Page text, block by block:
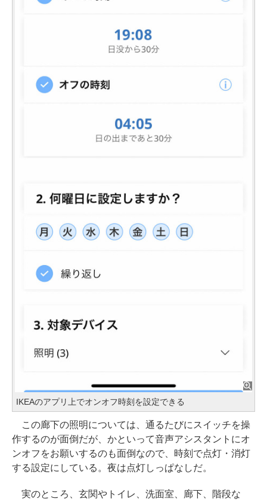
IKEAのアプリ上でオンオフ時刻を設定できる
この廊下の照明については、通るたびにスイッチを操
作するのが面倒だが、かといって音声アシスタントにオ
ンオフをお願いするのも面倒なので、時刻で点灯・消灯
する設定にしている。夜は点灯しっぱなしだ。
実のところ、玄関やトイレ、洗面室、廊下、階段な